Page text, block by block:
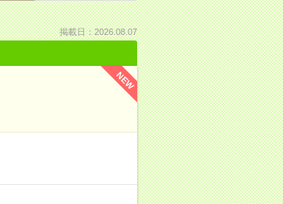
掲載日：2026.08.07
NEW